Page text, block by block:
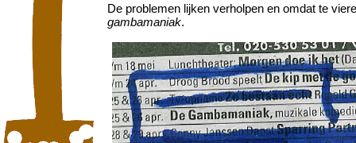
De problemen lijken verholpen en omdat te
gambamaniak.